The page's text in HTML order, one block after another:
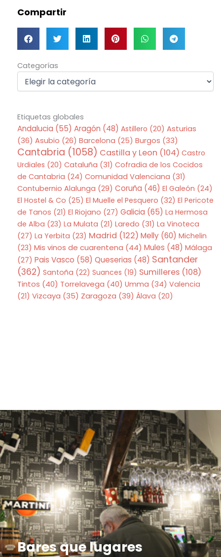
Compartir
Categorías
Categorías
Etiquetas globales
Andalucia (55) Aragón (48) Astillero (20) Asturias
(36) Asubio (26) Barcelona (25) Burgos (33)
Cantabria (1058) Castilla y Leon (104) Castro
Urdiales (20) Cataluña (31) Cofradia de los Cocidos
de Cantabria (24) Comunidad Valenciana (31)
Contubernio Alalunga (29) Coruña (46) El Galeón (24)
El Hostel & Co (25) El Muelle el Pesquero (32) El Pericote
de Tanos (21) El Riojano (27) Galicia (65) La Hermosa
de Alba (23) La Mulata (21) Laredo (31) La Vinoteca
(27) La Yerbita (23) Madrid (122) Melly(60) Michelin
(23) Mis vinos de cuarentena (44) Mules (48) Málaga
(27) Pais Vasco (58) Queserias (48) Santander
(362) Santoña (22) Suances (19) Sumilleres(108)
Tintos (40) Torrelavega (40) Umma (34) Valencia
(21) Vizcaya (35) Zaragoza (39) Álava (20)
Bares que lugares